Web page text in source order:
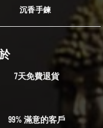
沉香手鍊
7天免費退貨
99% 滿意的客戶